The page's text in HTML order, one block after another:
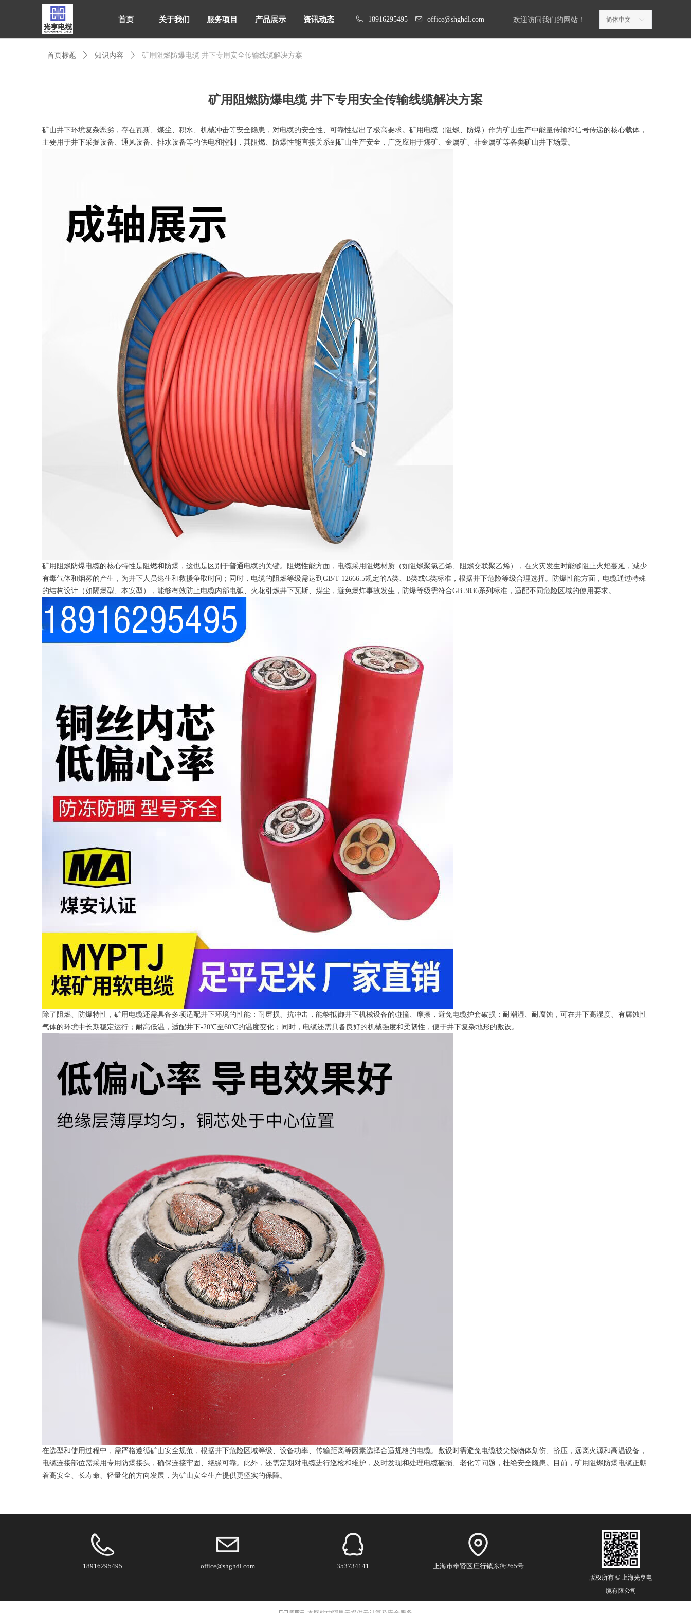
首页
首页
关于我们
关于我们
服务项目
服务项目
产品展示
产品展示
资讯动态 欢迎访问我们的网站！
18916295495 office@shghdl.com ꀅ
简体中文
首页标题 ꄲ 知识内容 ꄲ 矿用阻燃防爆电缆 井下专用安全传输线缆解决方案
矿用阻燃防爆电缆 井下专用安全传输线缆解决方案
矿山井下环境复杂恶劣，存在瓦斯、煤尘、积水、机械冲击等安全隐患，对电缆的安全性、可靠性提出了极高要求。矿用电缆（阻燃、防爆）作为矿山生产中能量传输和信号传递的核心载体，
主要用于井下采掘设备、通风设备、排水设备等的供电和控制，其阻燃、防爆性能直接关系到矿山生产安全，广泛应用于煤矿、金属矿、非金属矿等各类矿山井下场景。
矿用阻燃防爆电缆的核心特性是阻燃和防爆，这也是区别于普通电缆的关键。阻燃性能方面，电缆采用阻燃材质（如阻燃聚氯乙烯、阻燃交联聚乙烯），在火灾发生时能够阻止火焰蔓延，减少
有毒气体和烟雾的产生，为井下人员逃生和救援争取时间；同时，电缆的阻燃等级需达到GB/T 12666.5规定的A类、B类或C类标准，根据井下危险等级合理选择。防爆性能方面，电缆通过特殊
的结构设计（如隔爆型、本安型），能够有效防止电缆内部电弧、火花引燃井下瓦斯、煤尘，避免爆炸事故发生，防爆等级需符合GB 3836系列标准，适配不同危险区域的使用要求。
除了阻燃、防爆特性，矿用电缆还需具备多项适配井下环境的性能：耐磨损、抗冲击，能够抵御井下机械设备的碰撞、摩擦，避免电缆护套破损；耐潮湿、耐腐蚀，可在井下高湿度、有腐蚀性
气体的环境中长期稳定运行；耐高低温，适配井下-20℃至60℃的温度变化；同时，电缆还需具备良好的机械强度和柔韧性，便于井下复杂地形的敷设。
在选型和使用过程中，需严格遵循矿山安全规范，根据井下危险区域等级、设备功率、传输距离等因素选择合适规格的电缆。敷设时需避免电缆被尖锐物体划伤、挤压，远离火源和高温设备，
电缆连接部位需采用专用防爆接头，确保连接牢固、绝缘可靠。此外，还需定期对电缆进行巡检和维护，及时发现和处理电缆破损、老化等问题，杜绝安全隐患。目前，矿用阻燃防爆电缆正朝
着高安全、长寿命、轻量化的方向发展，为矿山安全生产提供更坚实的保障。
版权所有 © 上海光亨电
缆有限公司
18916295495 office@shghdl.com 353734141 上海市奉贤区庄行镇东街265号